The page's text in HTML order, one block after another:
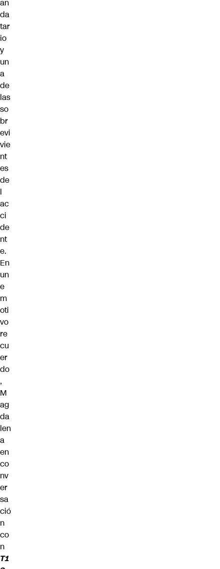
an
da
tar
io
y
un
a
de
las
so
br
evi
vie
nt
es
de
l
ac
ci
de
nt
e.
En
un
e
m
oti
vo
re
cu
er
do
,
M
ag
da
len
a
en
co
nv
er
sa
ció
n
co
n
T1